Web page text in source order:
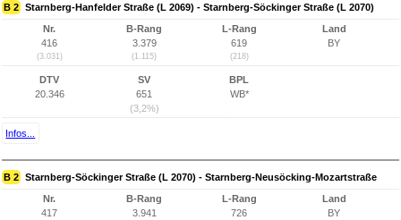
B 2 Starnberg-Hanfelder Straße (L 2069) - Starnberg-Söckinger Straße (L 2070)
Nr.
416
(3.031)
B-Rang
3.379
(1.115)
L-Rang
619
(218)
Land
BY
DTV
20.346
SV
651
(3,2%)
BPL
WB*
Infos...
B 2 Starnberg-Söckinger Straße (L 2070) - Starnberg-Neusöcking-Mozartstraße
Nr.
417
B-Rang
3.941
L-Rang
726
Land
BY